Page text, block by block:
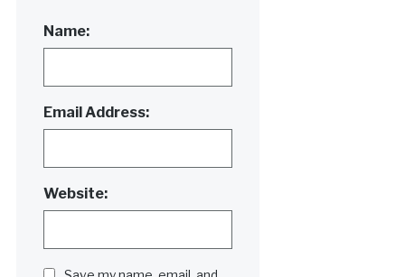
Name:
Email Address:
Website: